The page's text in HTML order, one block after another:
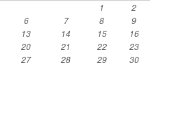
1
2
6 7 8
9
13 14 15
16
20 21 22
23
27 28 29
30